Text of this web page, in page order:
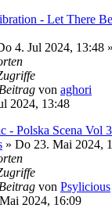
- Let There
4. Jul 2024, 13:48
von aghori
2024, 13:48
- Polska Scena Vol
» Do 23. Mai 2024,
von Psylicious
2024, 16:09